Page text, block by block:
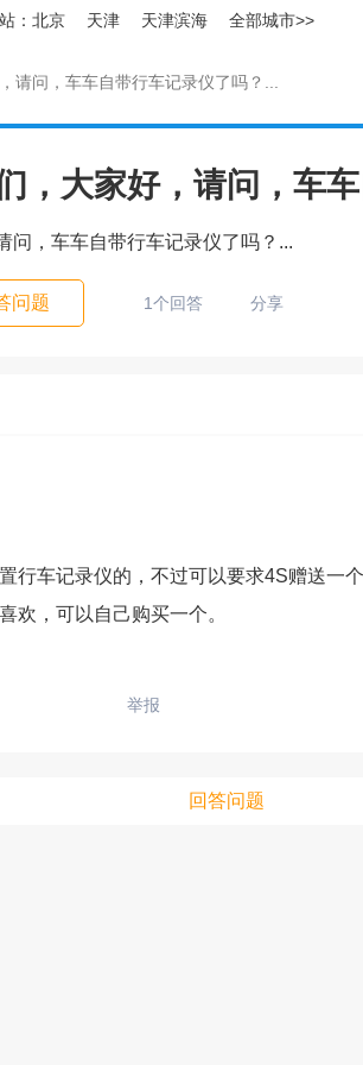
： 北京 天津 天津滨海 全部城市>>
请问，车车自带行车记录仪了吗？...
，大家好，请问，车
问，车车自带行车记录仪了吗？...
问题 1个回答 分享
行车记录仪的，不过可以要求4S赠送一
欢，可以自己购买一个。
举报
回答问题